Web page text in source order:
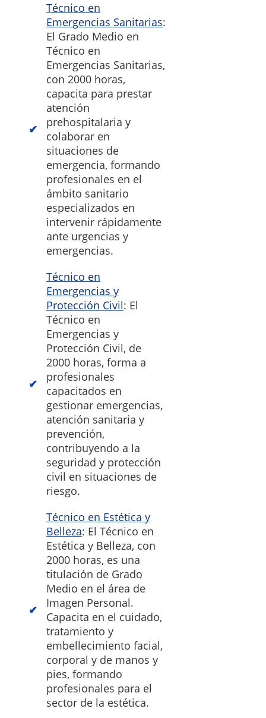
Técnico en
Emergencias Sanitarias:
El Grado Medio en
Técnico en
Emergencias Sanitarias,
con 2000 horas,
capacita para prestar
atención
prehospitalaria y
colaborar en
situaciones de
emergencia, formando
profesionales en el
ámbito sanitario
especializados en
intervenir rápidamente
ante urgencias y
emergencias.
Técnico en
Emergencias y
Protección Civil: El
Técnico en
Emergencias y
Protección Civil, de
2000 horas, forma a
profesionales
capacitados en
gestionar emergencias,
atención sanitaria y
prevención,
contribuyendo a la
seguridad y protección
civil en situaciones de
riesgo.
Técnico en Estética y
Belleza: El Técnico en
Estética y Belleza, con
2000 horas, es una
titulación de Grado
Medio en el área de
Imagen Personal.
Capacita en el cuidado,
tratamiento y
embellecimiento facial,
corporal y de manos y
pies, formando
profesionales para el
sector de la estética.